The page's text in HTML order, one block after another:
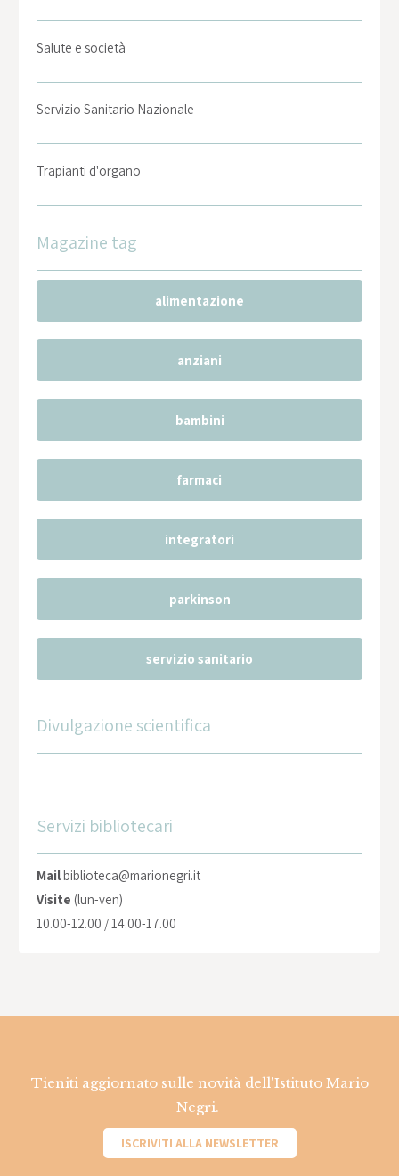
Salute e società
Servizio Sanitario Nazionale
Trapianti d'organo
Magazine tag
alimentazione
anziani
bambini
farmaci
integratori
parkinson
servizio sanitario
Divulgazione scientifica
Servizi bibliotecari
Mailbiblioteca@marionegri.it
Visite (lun-ven)
10.00-12.00 / 14.00-17.00
Tieniti aggiornato sulle novità dell'Istituto Mario
Negri.
ISCRIVITI ALLA NEWSLETTER